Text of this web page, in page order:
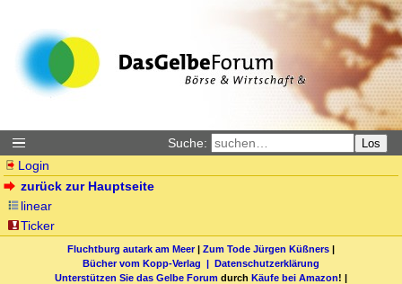
Suche: Los
Login
zurück zur Hauptseite
linear
Ticker
Fluchtburg autark am Meer| Zum Tode Jürgen Küßners |
Bücher vom Kopp-Verlag | Datenschutzerklärung
Unterstützen Sie das Gelbe Forum durch Käufe bei Amazon! |